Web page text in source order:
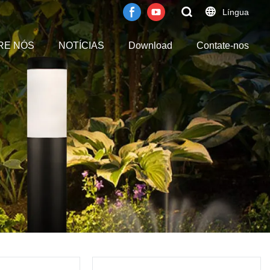
Língua
NÓS NOTÍCIAS Download Contate-nos